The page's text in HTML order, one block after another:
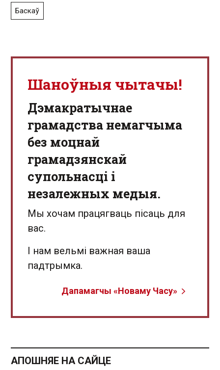
Баскаў
Шаноўныя чытачы!
Дэмакратычнае
грамадства немагчыма
без моцнай
грамадзянскай
супольнасці і
незалежных медыя.
Мы хочам працягваць пісаць для
вас.
І нам вельмі важная ваша
падтрымка.
Дапамагчы «Новаму Часу»
АПОШНЯЕ НА САЙЦЕ